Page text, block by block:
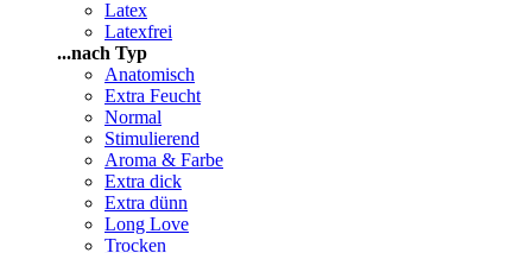
Latex
Latexfrei
...nach Typ
Anatomisch
Extra Feucht
Normal
Stimulierend
Aroma & Farbe
Extra dick
Extra dünn
Long Love
Trocken